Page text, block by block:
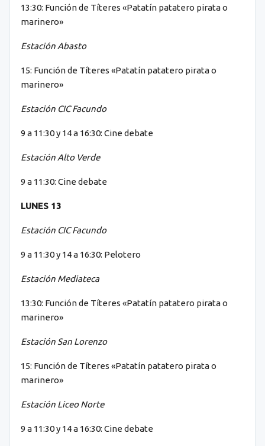
13:30: Función de Títeres «Patatín patatero pirata o
marinero»
Estación Abasto
15: Función de Títeres «Patatín patatero pirata o
marinero»
Estación CIC Facundo
9 a 11:30 y 14 a 16:30: Cine debate
Estación Alto Verde
9 a 11:30: Cine debate
LUNES 13
Estación CIC Facundo
9 a 11:30 y 14 a 16:30: Pelotero
Estación Mediateca
13:30: Función de Títeres «Patatín patatero pirata o
marinero»
Estación San Lorenzo
15: Función de Títeres «Patatín patatero pirata o
marinero»
Estación Liceo Norte
9 a 11:30 y 14 a 16:30: Cine debate